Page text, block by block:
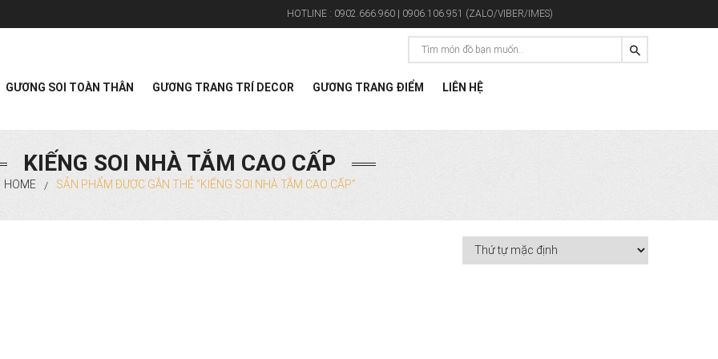
HOTLINE : 0902.666.960 | 0906.106.951 (ZALO/VIBER/IMES)
GƯƠNG SOI TOÀN THÂN GƯƠNG TRANG TRÍ DECOR GƯƠNG TRANG ĐIỂM LIÊN HỆ
KIẾNG SOI NHÀ TẮM CAO CẤP
HOME / SẢN PHẨM ĐƯỢC GẮN THẺ “KIẾNG SOI NHÀ TẮM CAO CẤP”